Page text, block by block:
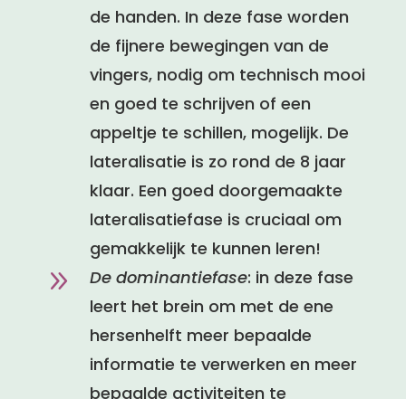
de handen. In deze fase worden
de fijnere bewegingen van de
vingers, nodig om technisch mooi
en goed te schrijven of een
appeltje te schillen, mogelijk. De
lateralisatie is zo rond de 8 jaar
klaar. Een goed doorgemaakte
lateralisatiefase is cruciaal om
gemakkelijk te kunnen leren!
9 De dominantiefase: in deze fase
leert het brein om met de ene
hersenhelft meer bepaalde
informatie te verwerken en meer
bepaalde activiteiten te